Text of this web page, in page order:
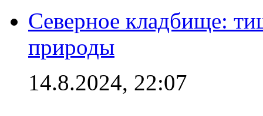
Северное кладбище:
природы
14.8.2024, 22:07